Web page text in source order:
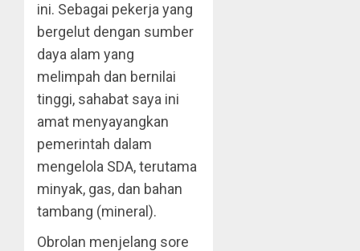
ini. Sebagai pekerja yang
bergelut dengan sumber
daya alam yang
melimpah dan bernilai
tinggi, sahabat saya ini
amat menyayangkan
pemerintah dalam
mengelola SDA, terutama
minyak, gas, dan bahan
tambang (mineral).
Obrolan menjelang sore